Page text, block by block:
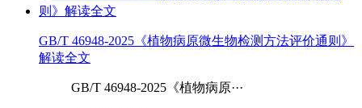
GB/T 46948-2025《植物病原微生物检测方法评价通则》
解读全文
GB/T 46948-2025《植物病原···